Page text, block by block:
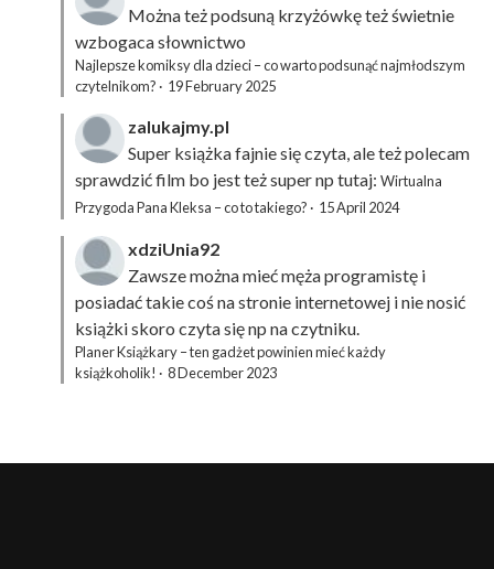
Można też podsuną krzyżówkęteż świetnie
wzbogaca słownictwo
Najlepsze komiksy dla dzieci – co warto podsunąć najmłodszym
czytelnikom? · 19 February 2025
zalukajmy.pl
Super książka fajnie się czyta, ale też polecam
sprawdzić film bo jest też super np tutaj: Wirtualna
Przygoda Pana Kleksa – co to takiego? · 15 April 2024
xdziUnia92
Zawsze można mieć męża programistę i
posiadać takie coś na stronie internetowej i nie nosić
książki skoro czyta się np na czytniku.
Planer Książkary – ten gadżet powinien mieć każdy
książkoholik! · 8 December 2023